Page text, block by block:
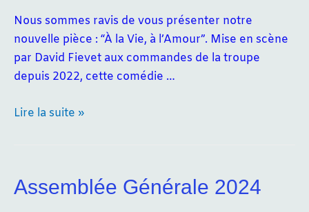
Nous sommes ravis de vous présenter notre
nouvelle pièce : “À la Vie, à l’Amour”. Mise en scène
par David Fievet aux commandes de la troupe
depuis 2022, cette comédie …
Le
à
Lire la suite »
Assemblée Générale 2024